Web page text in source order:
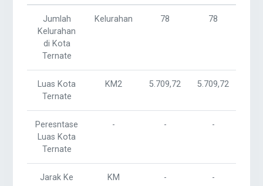
Jumlah
Kelurahan
di Kota
Ternate
Kelurahan 78 78
Luas Kota
Ternate
KM2 5.709,72 5.709,72
Peresntase
Luas Kota
Ternate
- - -
Jarak Ke
KM - -